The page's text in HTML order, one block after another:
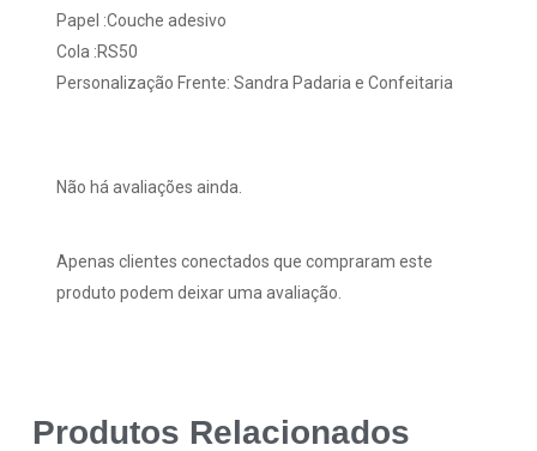
Papel :Couche adesivo
Cola :RS50
Personalização Frente: Sandra Padaria e Confeitaria
Não há avaliações ainda.
Apenas clientes conectados que compraram este
produto podem deixar uma avaliação.
Produtos Relacionados